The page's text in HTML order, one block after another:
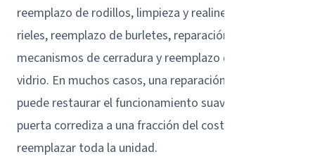
reemplazo de rodillos, limpieza y realineación de
rieles, reemplazo de burletes, reparación de
mecanismos de cerradura y reemplazo de paneles de
vidrio. En muchos casos, una reparación enfocada
puede restaurar el funcionamiento suave de su
puerta corrediza a una fracción del costo de
reemplazar toda la unidad.